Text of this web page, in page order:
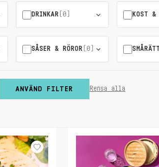
DRINKAR(0) KOST &
SÅSER & RÖROR(0)
ANVÄND FILTER Rensa alla